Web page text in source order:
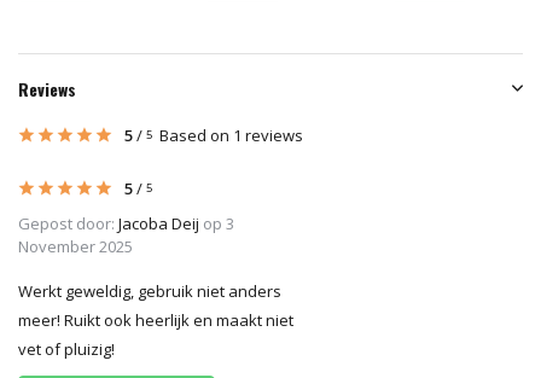
Reviews
5/ 5 Based on 1 reviews
5/ 5
Gepost door: Jacoba Deij op 3
November 2025
Werkt geweldig, gebruik niet anders
meer! Ruikt ook heerlijk en maakt niet
vet of pluizig!